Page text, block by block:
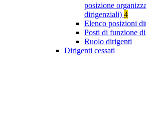
posizione
dirigenziali) 4
Elenco posizioni
Posti di funzione
Ruolo dirigenti
Dirigenti cessati